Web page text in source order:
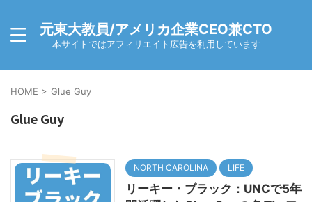
元東大教員/アメリカ企業CEO兼CTO
本サイトではアフィリエイト広告を利用しています
HOME > Glue Guy
Glue Guy
NORTH CAROLINA LIFE
リーキー・ブラック：UNCで5年